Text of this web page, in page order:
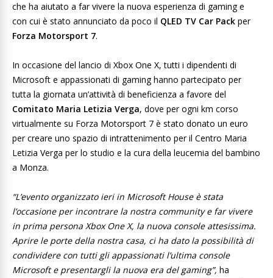
che ha aiutato a far vivere la nuova esperienza di gaming e
con cui è stato annunciato da poco il QLED TV Car Pack per
Forza Motorsport 7.
In occasione del lancio di Xbox One X, tutti i dipendenti di
Microsoft e appassionati di gaming hanno partecipato per
tutta la giornata un’attività di beneficienza a favore del
Comitato Maria Letizia Verga, dove per ogni km corso
virtualmente su Forza Motorsport 7 è stato donato un euro
per creare uno spazio di intrattenimento per il Centro Maria
Letizia Verga per lo studio e la cura della leucemia del bambino
a Monza.
“L’evento organizzato ieri in Microsoft House è stata
l’occasione per incontrare la nostra community e far vivere
in prima persona Xbox One X, la nuova console attesissima.
Aprire le porte della nostra casa, ci ha dato la possibilità di
condividere con tutti gli appassionati l’ultima console
Microsoft e presentargli la nuova era del gaming”, ha